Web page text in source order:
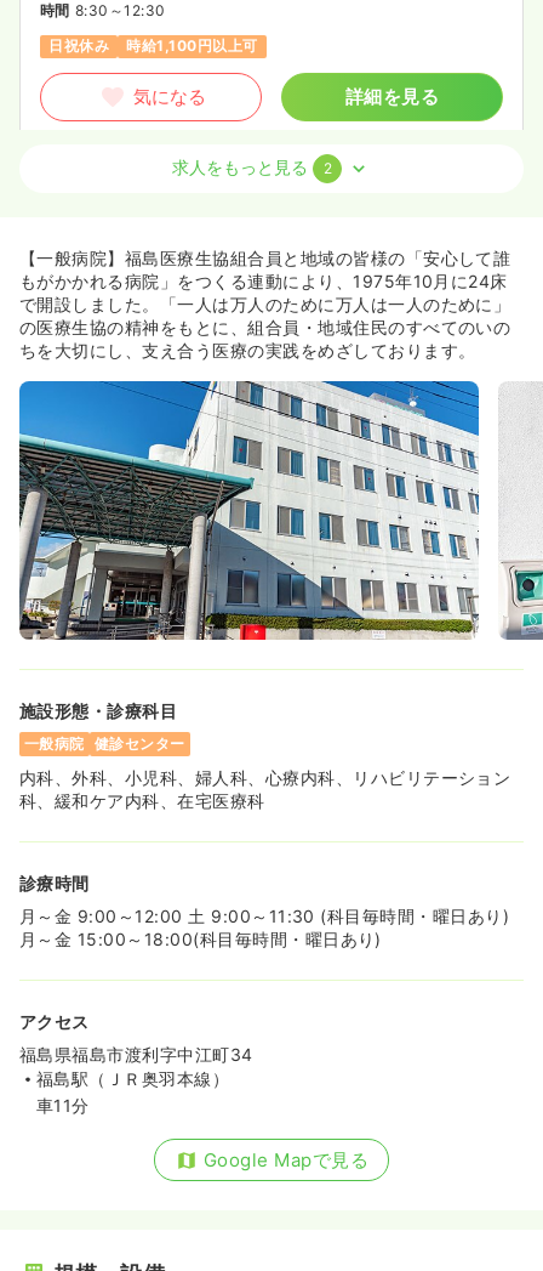
時間 8:30～12:30
日祝休み
時給1,100円以上可
気になる 詳細を見る
正・准看護師
給与 お問い合わせください
時間 8:30～17:00
気になる 詳細を見る
一般病院
日勤のみ（常勤） 一時募集休止
給与 お問い合わせください
時間 8:30～17:00
気になる 詳細を見る
求人をもっと見る 2
【一般病院】福島医療生協組合員と地域の皆様の「安心して誰
もがかかれる病院」をつくる連動により、1975年10月に24床
で開設しました。「一人は万人のために万人は一人のために」
の医療生協の精神をもとに、組合員・地域住民のすべてのいの
ちを大切にし、支え合う医療の実践をめざしております。
施設形態・診療科目
一般病院 健診センター
内科、外科、小児科、婦人科、心療内科、リハビリテーション
科、緩和ケア内科、在宅医療科
診療時間
月～金 9:00～12:00 土 9:00～11:30 (科目毎時間・曜日あり)
月～金 15:00～18:00(科目毎時間・曜日あり)
アクセス
福島県福島市渡利字中江町34
福島駅（ＪＲ奥羽本線）
車11分
Google Mapで見る